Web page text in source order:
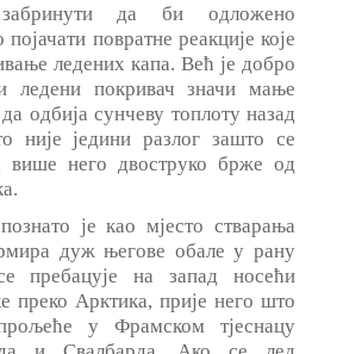
да би одложено
повратне реакције које
ледених капа. Већ је добро
ледени покривач значи мање
одбија сунчеву топлоту назад
није једини разлог зашто се
више него двоструко брже од
је као мјесто стварања
дуж његове обале у рану
пребацује на запад носећи
преко Арктика, прије него што
у Фрамском тјеснацу